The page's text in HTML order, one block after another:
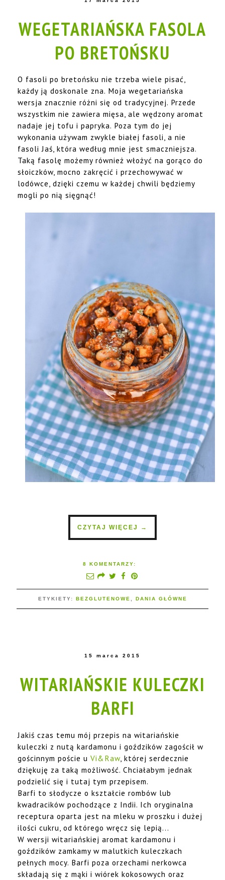
WEGETARIAŃSKA FASOLA
PO BRETOŃSKU
O fasoli po bretońsku nie trzeba wiele pisać,
każdy ją doskonale zna. Moja wegetariańska
wersja znacznie różni się od tradycyjnej. Przede
wszystkim nie zawiera mięsa, ale wędzony aromat
nadaje jej tofu i papryka. Poza tym do jej
wykonania używam zwykle białej fasoli, a nie
fasoli Jaś, która według mnie jest smaczniejsza.
Taką fasolę możemy również włożyć na gorąco do
słoiczków, mocno zakręcić i przechowywać w
lodówce, dzięki czemu w każdej chwili będziemy
mogli po nią sięgnąć!
CZYTAJ WIĘCEJ →
8 KOMENTARZY:
ETYKIETY: BEZGLUTENOWE, DANIA GŁÓWNE
15 marca 2015
WITARIAŃSKIE KULECZKI
BARFI
Jakiś czas temu mój przepis na witariańskie
kuleczki z nutą kardamonu i goździków zagościł w
gościnnym poście u Vi&Raw, której serdecznie
dziękuję za taką możliwość. Chciałabym jednak
podzielić się i tutaj tym przepisem.
Barfi to słodycze o kształcie rombów lub
kwadracików pochodzące z Indii. Ich oryginalna
receptura oparta jest na mleku w proszku i dużej
ilości cukru, od którego wręcz się lepią...
W wersji witariańskiej aromat kardamonu i
goździków zamkamy w malutkich kuleczkach
pełnych mocy. Barfi poza orzechami nerkowca
składają się z mąki i wiórek kokosowych oraz